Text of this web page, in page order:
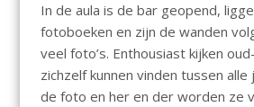
In de aula is de bar geopend,
fotoboeken en zijn de wanden
veel foto’s. Enthousiast kijken
zichzelf kunnen vinden tussen
de foto en her en der worden ze